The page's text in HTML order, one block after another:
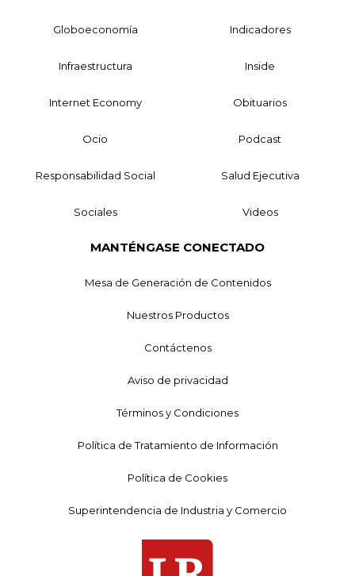
Globoeconomía Indicadores
Infraestructura Inside
Internet Economy Obituarios
Ocio Podcast
Responsabilidad Social Salud Ejecutiva
Sociales Videos
MANTÉNGASE CONECTADO
Mesa de Generación de Contenidos
Nuestros Productos
Contáctenos
Aviso de privacidad
Términos y Condiciones
Política de Tratamiento de Información
Política de Cookies
Superintendencia de Industria y Comercio